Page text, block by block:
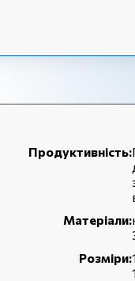
Продуктивність:
Матеріали:
Розміри: